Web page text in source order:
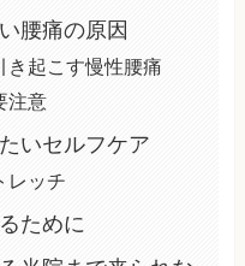
腰痛の原因
き起こす慢性腰痛
注意
いセルフケア
レッチ
ために